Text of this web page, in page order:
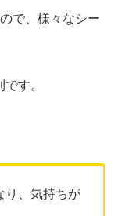
で、様々なシー
す。
り、気持ちが